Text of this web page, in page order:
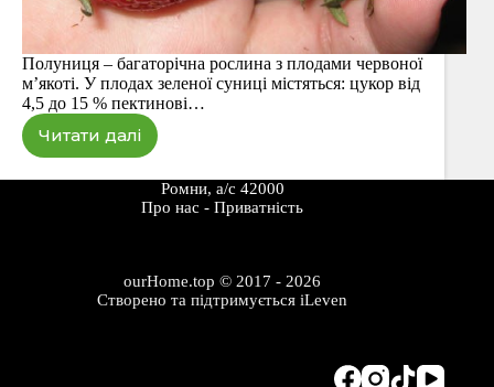
Полуниця – багаторічна рослина з плодами червоної
м’якоті. У плодах зеленої суниці містяться: цукор від
4,5 до 15 % пектинові…
Читати далі
Полуниця
Ромни, а/с 42000
Про наc -Приватність
ourHome.top © 2017 - 2026
Створено та підтримуєтьсяiLeven